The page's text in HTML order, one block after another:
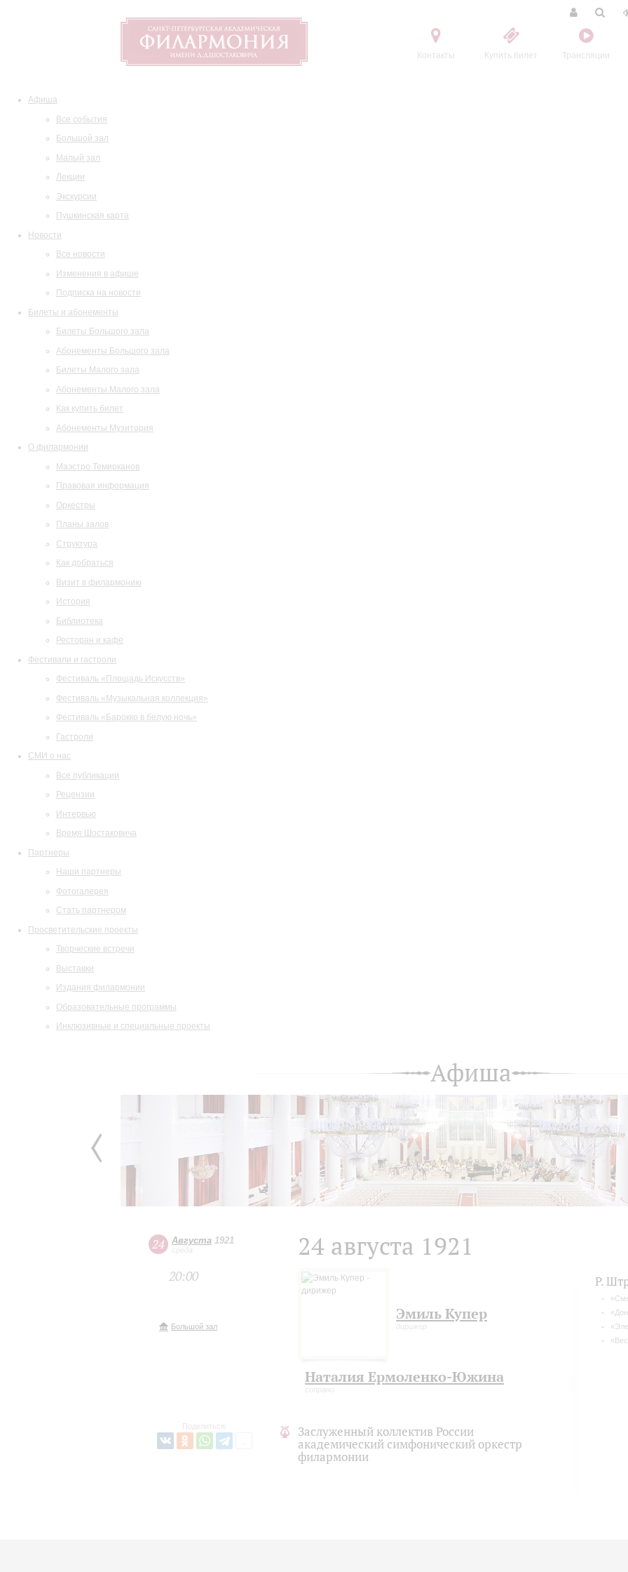
Контакты Купить билет Трансляции
Афиша
Все события
Большой зал
Малый зал
Лекции
Экскурсии
Пушкинская карта
Новости
Все новости
Изменения в афише
Подписка на новости
Билеты и абонементы
Билеты Большого зала
Абонементы Большого зала
Билеты Малого зала
Абонементы Малого зала
Как купить билет
Абонементы Музитория
О филармонии
Маэстро Темирканов
Правовая информация
Оркестры
Планы залов
Структура
Как добраться
Визит в филармонию
История
Библиотека
Ресторан и кафе
Фестивали и гастроли
Фестиваль «Площадь Искусств»
Фестиваль «Музыкальная коллекция»
Фестиваль «Барокко в белую ночь»
Гастроли
СМИ о нас
Все публикации
Рецензии
Интервью
Время Шостаковича
Партнеры
Наши партнеры
Фотогалерея
Стать партнером
Просветительские проекты
Творческие встречи
Выставки
Издания филармонии
Образовательные программы
Инклюзивные и специальные проекты
Афиша
24 Августа 1921
среда
20:00
Большой зал
Поделиться:
24 августа 1921
Эмиль Купер
дирижер
Наталия Ермоленко-Южина
сопрано
Заслуженный коллектив России
академический симфонический оркестр
филармонии
Р.